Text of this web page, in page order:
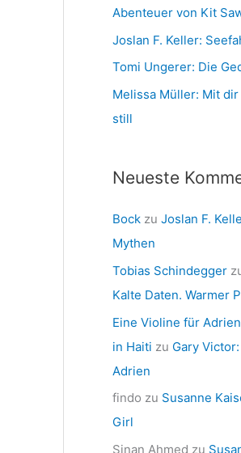
Abenteuer von Kit
Joslan F. Keller:
Tomi Ungerer: Die
Melissa Müller: Mit
still
Neueste
Bock zu Joslan F.
Mythen
Tobias Schindegger
Kalte Daten. Warmer
Eine Violine für
in Haiti zu Gary
Adrien
findo zu Susanne
Girl
Sinan Ahmed zu